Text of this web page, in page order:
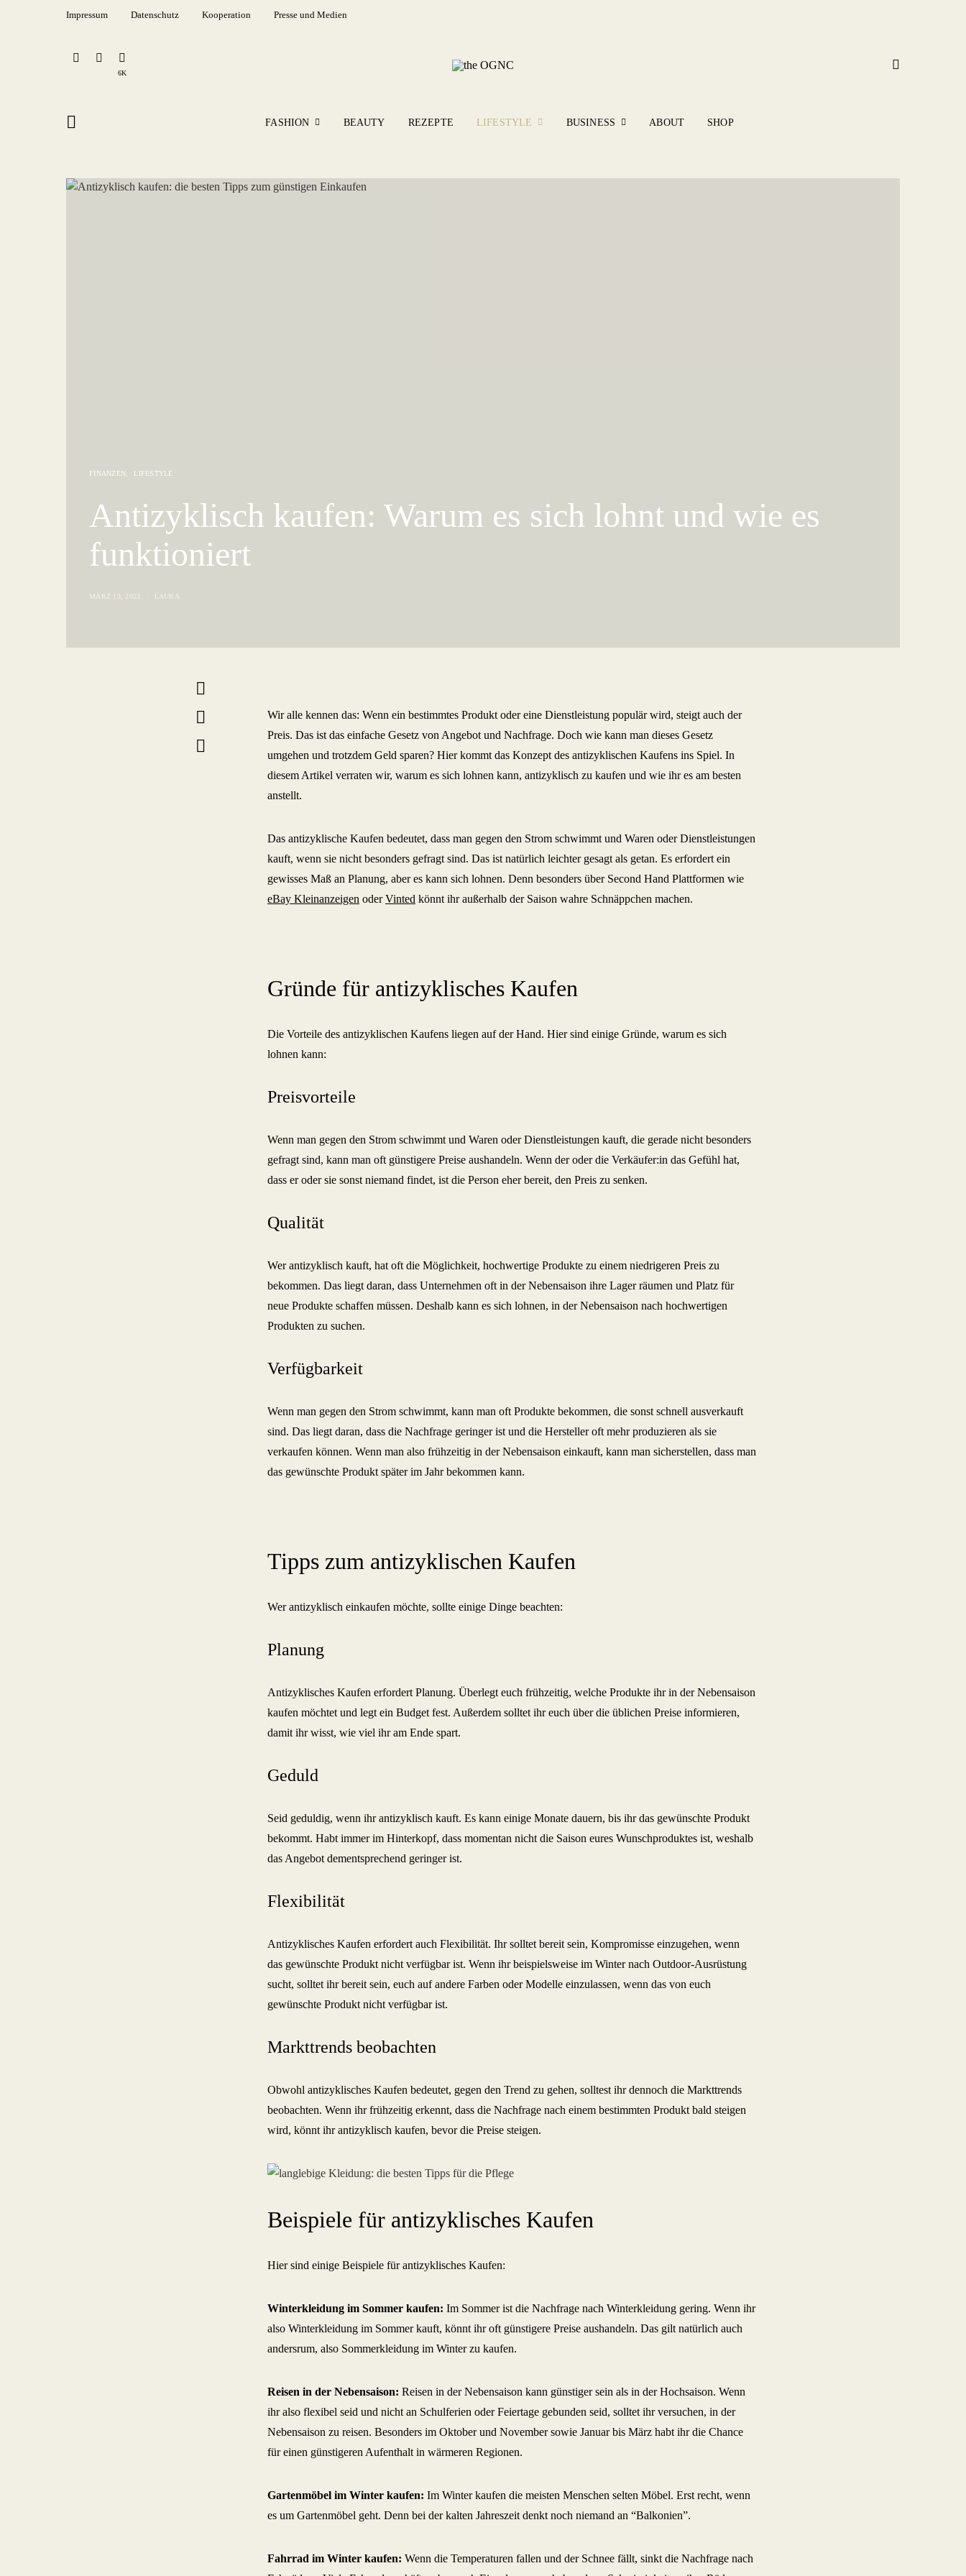
Impressum Datenschutz Kooperation Presse und Medien
6K
FASHION BEAUTY REZEPTE LIFESTYLE BUSINESS ABOUT SHOP
FINANZEN LIFESTYLE
Antizyklisch kaufen: Warum es sich lohnt und wie es
funktioniert
MÄRZ 13, 2023 LAURA
Wir alle kennen das: Wenn ein bestimmtes Produkt oder eine Dienstleistung populär wird, steigt auch der
Preis. Das ist das einfache Gesetz von Angebot und Nachfrage. Doch wie kann man dieses Gesetz
umgehen und trotzdem Geld sparen? Hier kommt das Konzept des antizyklischen Kaufens ins Spiel. In
diesem Artikel verraten wir, warum es sich lohnen kann, antizyklisch zu kaufen und wie ihr es am besten
anstellt.
Das antizyklische Kaufen bedeutet, dass man gegen den Strom schwimmt und Waren oder Dienstleistungen
kauft, wenn sie nicht besonders gefragt sind. Das ist natürlich leichter gesagt als getan. Es erfordert ein
gewisses Maß an Planung, aber es kann sich lohnen. Denn besonders über Second Hand Plattformen wie
eBay Kleinanzeigen oderVinted könnt ihr außerhalb der Saison wahre Schnäppchen machen.
Gründe für antizyklisches Kaufen
Die Vorteile des antizyklischen Kaufens liegen auf der Hand. Hier sind einige Gründe, warum es sich
lohnen kann:
Preisvorteile
Wenn man gegen den Strom schwimmt und Waren oder Dienstleistungen kauft, die gerade nicht besonders
gefragt sind, kann man oft günstigere Preise aushandeln. Wenn der oder die Verkäufer:in das Gefühl hat,
dass er oder sie sonst niemand findet, ist die Person eher bereit, den Preis zu senken.
Qualität
Wer antizyklisch kauft, hat oft die Möglichkeit, hochwertige Produkte zu einem niedrigeren Preis zu
bekommen. Das liegt daran, dass Unternehmen oft in der Nebensaison ihre Lager räumen und Platz für
neue Produkte schaffen müssen. Deshalb kann es sich lohnen, in der Nebensaison nach hochwertigen
Produkten zu suchen.
Verfügbarkeit
Wenn man gegen den Strom schwimmt, kann man oft Produkte bekommen, die sonst schnell ausverkauft
sind. Das liegt daran, dass die Nachfrage geringer ist und die Hersteller oft mehr produzieren als sie
verkaufen können. Wenn man also frühzeitig in der Nebensaison einkauft, kann man sicherstellen, dass man
das gewünschte Produkt später im Jahr bekommen kann.
Tipps zum antizyklischen Kaufen
Wer antizyklisch einkaufen möchte, sollte einige Dinge beachten:
Planung
Antizyklisches Kaufen erfordert Planung. Überlegt euch frühzeitig, welche Produkte ihr in der Nebensaison
kaufen möchtet und legt ein Budget fest. Außerdem solltet ihr euch über die üblichen Preise informieren,
damit ihr wisst, wie viel ihr am Ende spart.
Geduld
Seid geduldig, wenn ihr antizyklisch kauft. Es kann einige Monate dauern, bis ihr das gewünschte Produkt
bekommt. Habt immer im Hinterkopf, dass momentan nicht die Saison eures Wunschproduktes ist, weshalb
das Angebot dementsprechend geringer ist.
Flexibilität
Antizyklisches Kaufen erfordert auch Flexibilität. Ihr solltet bereit sein, Kompromisse einzugehen, wenn
das gewünschte Produkt nicht verfügbar ist. Wenn ihr beispielsweise im Winter nach Outdoor-Ausrüstung
sucht, solltet ihr bereit sein, euch auf andere Farben oder Modelle einzulassen, wenn das von euch
gewünschte Produkt nicht verfügbar ist.
Markttrends beobachten
Obwohl antizyklisches Kaufen bedeutet, gegen den Trend zu gehen, solltest ihr dennoch die Markttrends
beobachten. Wenn ihr frühzeitig erkennt, dass die Nachfrage nach einem bestimmten Produkt bald steigen
wird, könnt ihr antizyklisch kaufen, bevor die Preise steigen.
Beispiele für antizyklisches Kaufen
Hier sind einige Beispiele für antizyklisches Kaufen:
Winterkleidung im Sommer kaufen: Im Sommer ist die Nachfrage nach Winterkleidung gering. Wenn ihr
also Winterkleidung im Sommer kauft, könnt ihr oft günstigere Preise aushandeln. Das gilt natürlich auch
andersrum, also Sommerkleidung im Winter zu kaufen.
Reisen in der Nebensaison: Reisen in der Nebensaison kann günstiger sein als in der Hochsaison. Wenn
ihr also flexibel seid und nicht an Schulferien oder Feiertage gebunden seid, solltet ihr versuchen, in der
Nebensaison zu reisen. Besonders im Oktober und November sowie Januar bis März habt ihr die Chance
für einen günstigeren Aufenthalt in wärmeren Regionen.
Gartenmöbel im Winter kaufen: Im Winter kaufen die meisten Menschen selten Möbel. Erst recht, wenn
es um Gartenmöbel geht. Denn bei der kalten Jahreszeit denkt noch niemand an “Balkonien”.
Fahrrad im Winter kaufen: Wenn die Temperaturen fallen und der Schnee fällt, sinkt die Nachfrage nach